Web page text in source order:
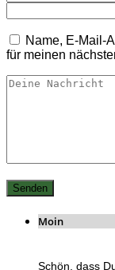
Name, E-Mail-
für meinen
Moin
Schön, dass